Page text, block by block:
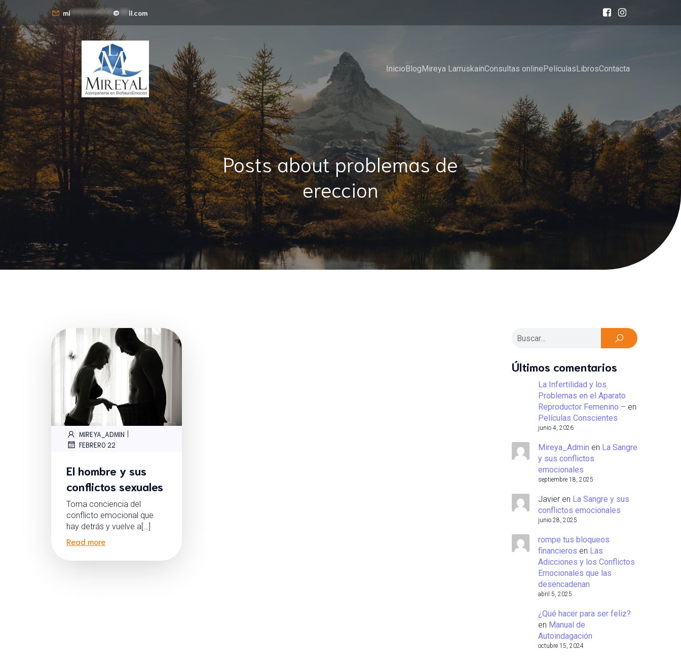
mi ************** @ il.com
InicioBlogMireya LarruskainConsultas onlinePelículasLibrosContacta
Posts about problemas de
ereccion
MIREYA_ADMIN
FEBRERO 22
El hombre y sus
conflictos sexuales
Toma conciencia del
conflicto emocional que
hay detrás y vuelve a[…]
Read more
Últimos comentarios
La Infertilidad y los
Problemas en el Aparato
Reproductor Femenino – en
Películas Conscientes
junio 4, 2026
Mireya_Admin en La Sangre
y sus conflictos
emocionales
septiembre 18, 2025
Javier en La Sangre y sus
conflictos emocionales
junio 28, 2025
rompe tus bloqueos
financieros en Las
Adicciones y los Conflictos
Emocionales que las
desencadenan
abril 5, 2025
¿Qué hacer para ser feliz?
en Manual de
Autoindagación
octubre 15, 2024